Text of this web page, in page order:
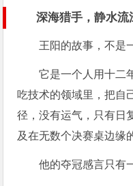
深海猎手，静水流
王阳的故事，不是
它是一个人用十二
吃技术的领域里，把自
径，没有运气，只有日
及在无数个决赛桌边缘
他的夺冠感言只有